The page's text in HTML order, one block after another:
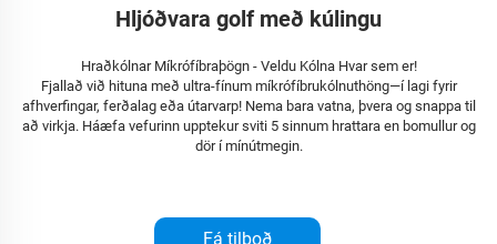
Hljóðvara golf með kúlingu
Hraðkólnar Míkrófíbraþögn - Veldu Kólna Hvar sem er!
Fjallað við hituna með ultra-fínum míkrófíbrukólnuthöng—í lagi fyrir
afhverfingar, ferðalag eða útarvarp! Nema bara vatna, þvera og snappa til
að virkja. Háæfa vefurinn upptekur sviti 5 sinnum hrattara en bomullur og
dör í mínútmegin.
Fá tilboð